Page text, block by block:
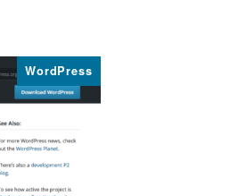
WordPress